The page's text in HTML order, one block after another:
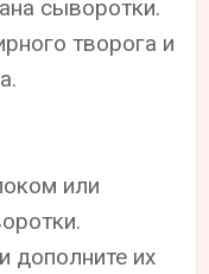
сыворотки.
творога и
или
дополните их